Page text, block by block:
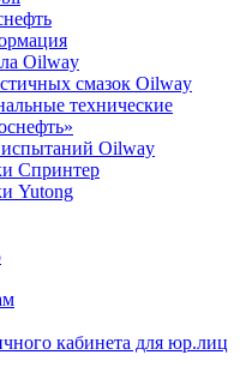
Oilway
смазок Oilway
технические
Oilway
Спринтер
Yutong
кабинета для юр.лиц